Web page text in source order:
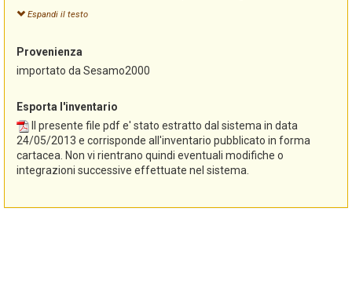
Stefania Franzoi; Monica Paoli; Gustav Pfeifer e ultimata nel
2000.
"Sesamo", è stato successivamente convertito alla versione
"Sesamo 2000" e pubblicato in questo formato nella sezione
L'importazione in AST-Sistema informativo degli archivi storici
del Trentino e la conseguente revisione dei dati sono state
curate dalla Soprintendenza per i beni librari archivistici e
archeologici con la collaborazione di Marica Odorizzi, Renata
Tomasoni e Maria Letizia Tonelli (Cooperativa Arcadia) nel corso
Espandi il testo
Provenienza
importato da Sesamo2000
Esporta l'inventario
Il presente file pdf e' stato estratto dal sistema in data
24/05/2013 e corrisponde all'inventario pubblicato in forma
cartacea. Non vi rientrano quindi eventuali modifiche o
integrazioni successive effettuate nel sistema.